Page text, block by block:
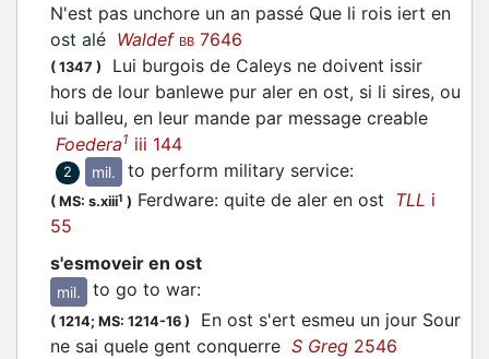
N'est pas unchore un an passé Que li rois iert en
ost alé Waldef BB 7646
( 1347 )
Lui burgois de Caleys ne doivent issir
hors de lour banlewe pur aler en ost, si li sires, ou
lui balleu, en leur mande par message creable
Foedera1 iii 144
2 mil. to perform military service:
( MS: s.xiii1 ) Ferdware: quite de aler en ost TLL i
55
s'esmoveir en ost
mil. to go to war:
( 1214; MS: 1214-16 )
En ost s'ert esmeu un jour Sour
ne sai quele gent conquerre S Greg 2546